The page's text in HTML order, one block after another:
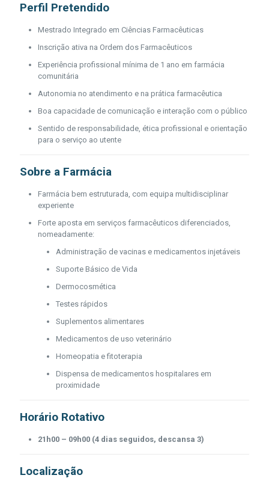
Perfil Pretendido
Mestrado Integrado em Ciências Farmacêuticas
Inscrição ativa na Ordem dos Farmacêuticos
Experiência profissional mínima de 1 ano em farmácia
comunitária
Autonomia no atendimento e na prática farmacêutica
Boa capacidade de comunicação e interação com o público
Sentido de responsabilidade, ética profissional e orientação
para o serviço ao utente
Sobre a Farmácia
Farmácia bem estruturada, com equipa multidisciplinar
experiente
Forte aposta em serviços farmacêuticos diferenciados,
nomeadamente:
Administração de vacinas e medicamentos injetáveis
Suporte Básico de Vida
Dermocosmética
Testes rápidos
Suplementos alimentares
Medicamentos de uso veterinário
Homeopatia e fitoterapia
Dispensa de medicamentos hospitalares em
proximidade
Horário Rotativo
21h00 – 09h00 (4 dias seguidos, descansa 3)
Localização